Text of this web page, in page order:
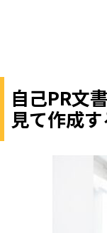
自己PR文
見て作成す